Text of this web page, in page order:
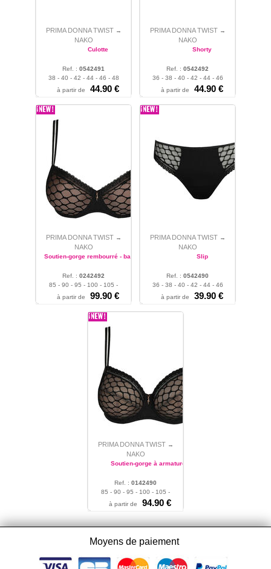
PRIMA DONNA TWIST →
NAKO
Culotte
Ref. : 0542491
38 - 40 - 42 - 44 - 46 - 48
à partir de
44.90 €
PRIMA DONNA TWIST →
NAKO
Shorty
Ref. : 0542492
36 - 38 - 40 - 42 - 44 - 46
à partir de
44.90 €
PRIMA DONNA TWIST →
NAKO
Soutien-gorge rembourré - balconnet
Ref. : 0242492
85 - 90 - 95 - 100 - 105 -
110
à partir de 99.90 €
PRIMA DONNA TWIST →
NAKO
Slip
Ref. : 0542490
36 - 38 - 40 - 42 - 44 - 46
à partir de
39.90 €
PRIMA DONNA TWIST →
NAKO
Soutien-gorge à armatures
Ref. : 0142490
85 - 90 - 95 - 100 - 105 -
110 - 115
à partir de 94.90 €
Moyens de paiement